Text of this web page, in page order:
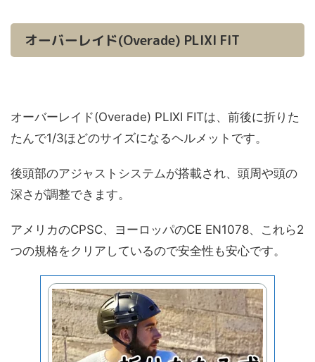
オーバーレイド(Overade) PLIXI FIT
オーバーレイド(Overade) PLIXI FITは、前後に折りた
たんで1/3ほどのサイズになるヘルメットです。
後頭部のアジャストシステムが搭載され、頭周や頭の
深さが調整できます。
アメリカのCPSC、ヨーロッパのCE EN1078、これら2
つの規格をクリアしているので安全性も安心です。